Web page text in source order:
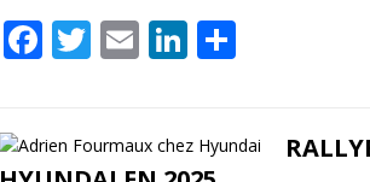
F
b
T
er
E
l
Li
e g